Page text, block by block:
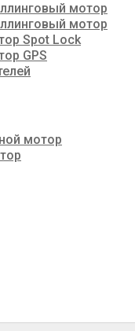
мотор
мотор
Spot Lock
GPS
мотор